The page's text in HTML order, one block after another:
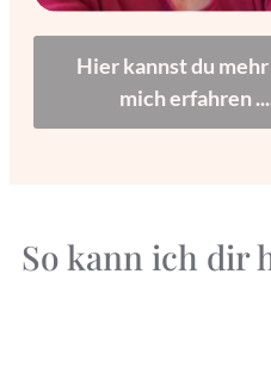
Hier kannst du
mich erfahren
So kann ich dir